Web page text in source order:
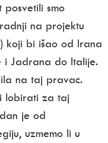
posvetili smo
na projektu
koji bi išao od Irana
i Jadrana do Italije.
na taj pravac.
lobirati za taj
je od
uzmemo li u